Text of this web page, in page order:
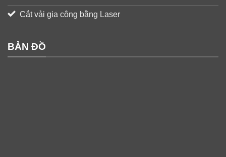
Cắt vải gia công bằng Laser
BẢN ĐỒ